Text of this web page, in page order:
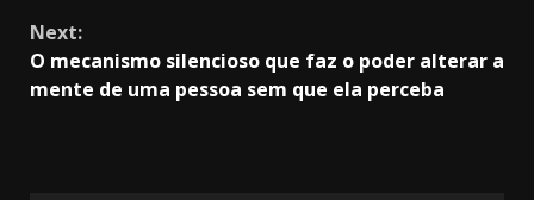
Next:
O mecanismo silencioso que faz o poder alterar a
mente de uma pessoa sem que ela perceba